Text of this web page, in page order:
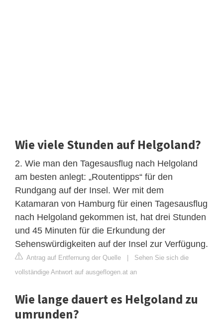
Wie viele Stunden auf Helgoland?
2. Wie man den Tagesausflug nach Helgoland
am besten anlegt: „Routentipps“ für den
Rundgang auf der Insel. Wer mit dem
Katamaran von Hamburg für einen Tagesausflug
nach Helgoland gekommen ist, hat drei Stunden
und 45 Minuten für die Erkundung der
Sehenswürdigkeiten auf der Insel zur Verfügung.
Antrag auf Entfernung der Quelle | Sehen Sie sich die
vollständige Antwort auf ausgeflogen.at an
Wie lange dauert es Helgoland zu
umrunden?